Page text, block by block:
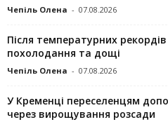
Чепіль Олена - 07.08.2026
Після температурних рекордів
похолодання та дощі
Чепіль Олена - 07.08.2026
У Кременці переселенцям
через вирощування розсади